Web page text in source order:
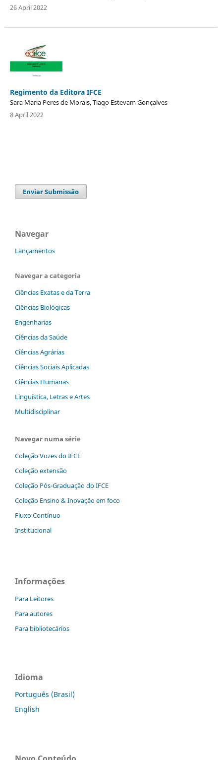
26 April 2022
Regimento da Editora IFCE
Sara Maria Peres de Morais, Tiago Estevam Gonçalves
8 April 2022
Enviar Submissão
Navegar
Lançamentos
Navegar a categoria
Ciências Exatas e da Terra
Ciências Biológicas
Engenharias
Ciências da Saúde
Ciências Agrárias
Ciências Sociais Aplicadas
Ciências Humanas
Linguística, Letras e Artes
Multidisciplinar
Navegar numa série
Coleção Vozes do IFCE
Coleção extensão
Coleção Pós-Graduação do IFCE
Coleção Ensino & Inovação em foco
Fluxo Contínuo
Institucional
Informações
Para Leitores
Para autores
Para bibliotecários
Idioma
Português (Brasil)
English